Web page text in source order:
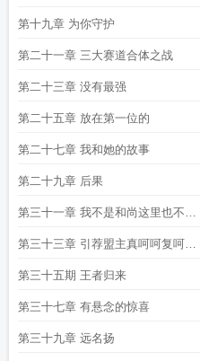
第十九章 为你守护
第二十一章 三大赛道合体之战
第二十三章 没有最强
第二十五章 放在第一位的
第二十七章 我和她的故事
第二十九章 后果
第三十一章 我不是和尚这里也不是
庙所以我跑不掉
第三十三章 引荐盟主真呵呵复呵呵
加更
第三十五期 王者归来
第三十七章 有悬念的惊喜
第三十九章 远名扬